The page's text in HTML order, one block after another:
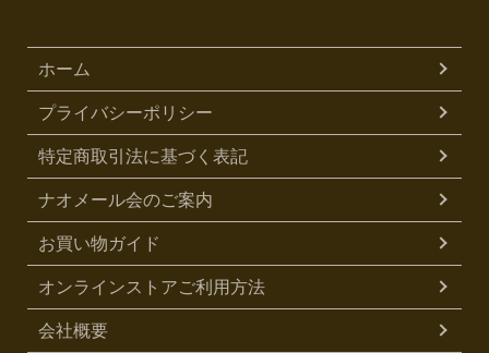
ホーム
プライバシーポリシー
特定商取引法に基づく表記
ナオメール会のご案内
お買い物ガイド
オンラインストアご利用方法
会社概要